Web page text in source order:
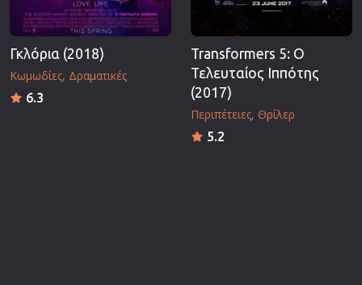
Γκλόρια (2018)
Κωμωδίες Δραματικές
6.3
Transformers 5: Ο
Τελευταίος Ιππότης
(2017)
Περιπέτειες Θρίλερ
5.2